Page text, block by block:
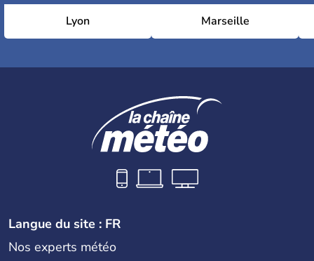
Lyon Marseille
Langue du site : FR
Nos experts météo